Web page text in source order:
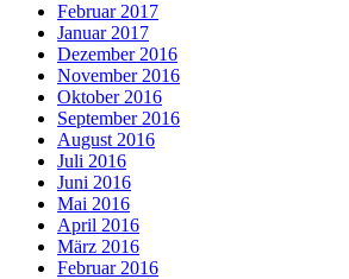
Februar 2017
Januar 2017
Dezember 2016
November 2016
Oktober 2016
September 2016
August 2016
Juli 2016
Juni 2016
Mai 2016
April 2016
März 2016
Februar 2016